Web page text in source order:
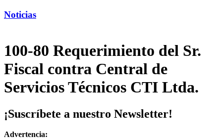
Noticias
100-80 Requerimiento del Sr.
Fiscal contra Central de
Servicios Técnicos CTI Ltda.
¡Suscríbete a nuestro Newsletter!
Advertencia: